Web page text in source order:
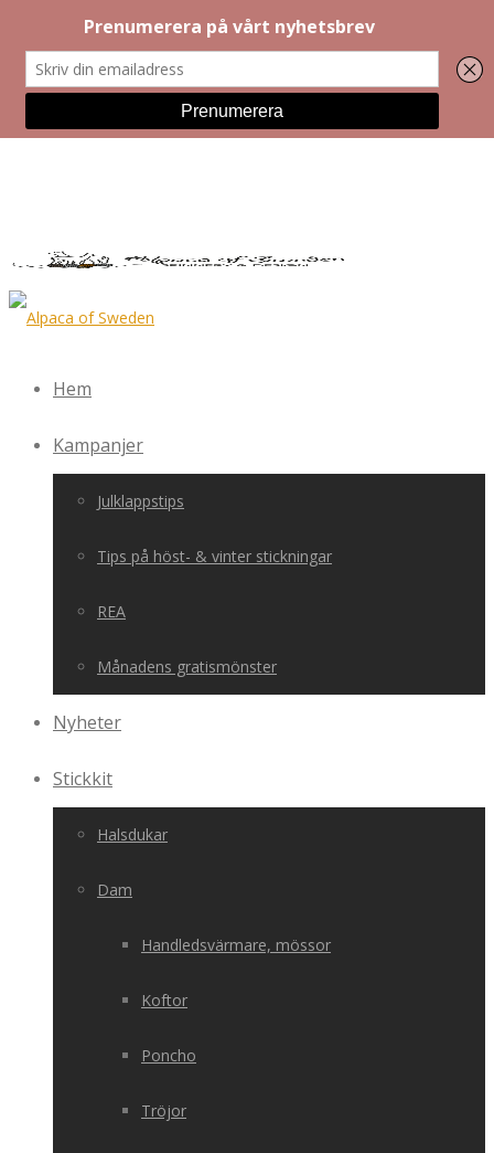
Hem
Kampanjer
Julklappstips
Tips på höst- & vinter stickningar
REA
Månadens gratismönster
Nyheter
Stickkit
Halsdukar
Dam
Handledsvärmare, mössor
Koftor
Poncho
Tröjor